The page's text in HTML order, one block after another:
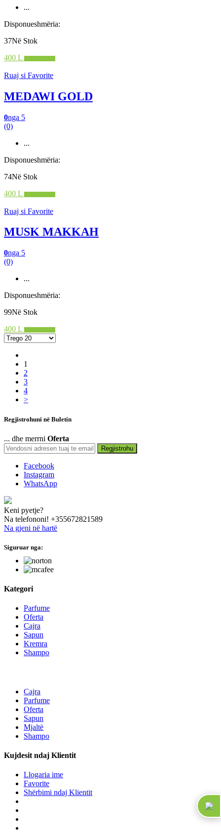
...
Disponueshmëria:
37Në Stok
400 L
Ruaj si Favorite
MEDAWI GOLD
0nga 5
(0)
...
Disponueshmëria:
74Në Stok
400 L
Ruaj si Favorite
MUSK MAKKAH
0nga 5
(0)
...
Disponueshmëria:
99Në Stok
400 L
1
2
3
4
>
Regjistrohuni në Buletin
... dhe merrni Oferta
Regjistrohu
Facebook
Instagram
WhatsApp
Keni pyetje?
Na telefononi! +355672821589
Na gjeni në hartë
Siguruar nga:
Kategori
Parfume
Oferta
Cajra
Sapun
Kremra
Shampo
Cajra
Parfume
Oferta
Sapun
Mjaltë
Shampo
Kujdesit ndaj Klientit
Llogaria ime
Favorite
Shërbimi ndaj Klientit